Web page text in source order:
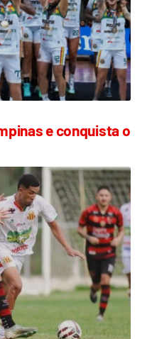
e conquista o